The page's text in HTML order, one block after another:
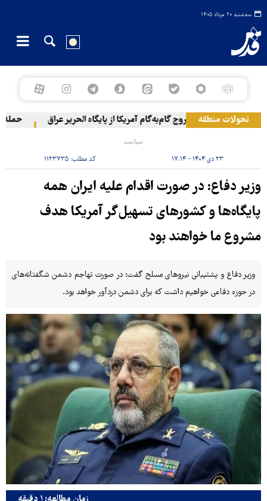
سه‌شنبه ۲۰ مرداد ۱۴۰۵
تحولات منطقهخروج گام‌به‌گام آمریکا از پایگاه الحریر عراق حمله
سیاست
۲۳ دی ۱۴۰۴ - ۱۷:۱۴ کد مطلب:۱۱۲۳۷۳۵
وزیر دفاع: در صورت اقدام علیه ایران همه
پایگاه‌ها و کشورهای تسهیل‌گر آمریکا هدف
مشروع ما خواهند بود
وزیر دفاع و پشتیبانی نیروهای مسلح گفت: در صورت تهاجم دشمن شگفتانه‌های
در حوزه دفاعی خواهیم داشت که برای دشمن دردآور خواهد بود.